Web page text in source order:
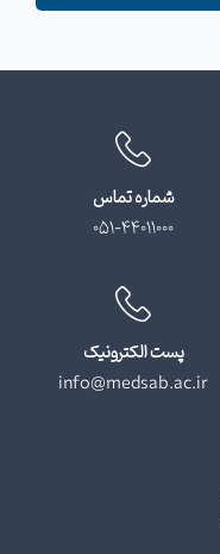
شماره تماس
051-44011000
پست الکترونیک
info@medsab.ac.ir